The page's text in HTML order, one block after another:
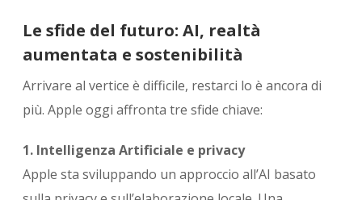
Le sfide del futuro: AI, realtà
aumentata e sostenibilità
Arrivare al vertice è difficile, restarci lo è ancora di
più. Apple oggi affronta tre sfide chiave:
1. Intelligenza Artificiale e privacy
Apple sta sviluppando un approccio all’AI basato